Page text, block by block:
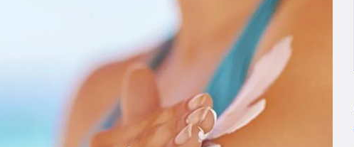
WEBCAM SALINAS
PEDIDOS